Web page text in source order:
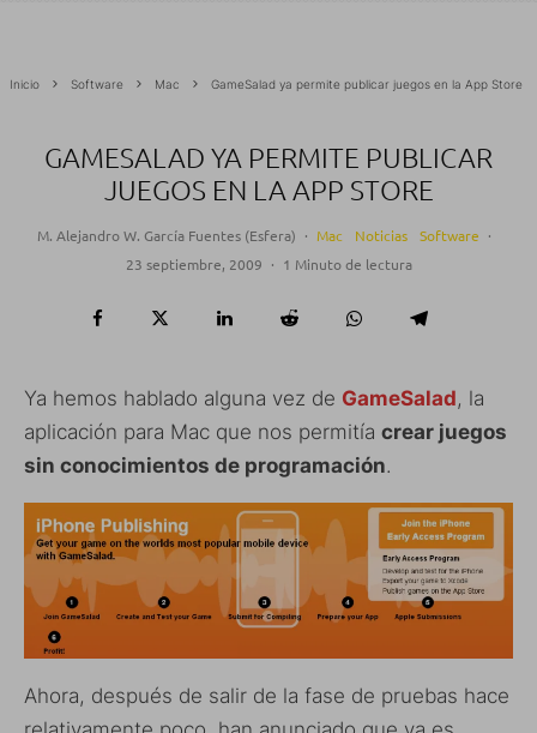
Inicio Software Mac GameSalad ya permite publicar juegos en la App Store
GAMESALAD YA PERMITE PUBLICAR
JUEGOS EN LA APP STORE
M. Alejandro W. García Fuentes (Esfera) · Mac Noticias Software ·
23 septiembre, 2009 · 1 Minuto de lectura
Ya hemos hablado alguna vez de GameSalad, la
aplicación para Mac que nos permitía crear juegos
sin conocimientos de programación.
Ahora, después de salir de la fase de pruebas hace